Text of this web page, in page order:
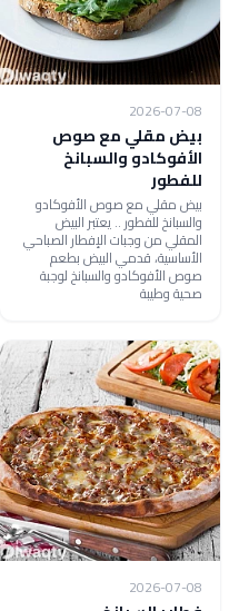
2026-07-08
بيض مقلي مع صوص
الأفوكادو والسبانخ
للفطور
بيض مقلي مع صوص الأفوكادو
والسبانخ للفطور .. يعتبر البيض
المقلي من وجبات الإفطار الصباحي
الأساسية، قدمي البيض بطعم
صوص الأفوكادو والسبانخ لوجبة
صحية وطيبة
2026-07-08